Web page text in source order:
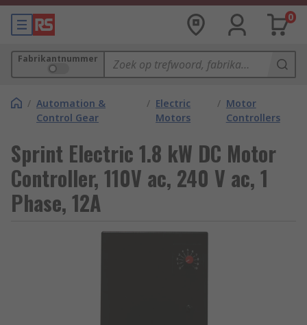
0
Fabrikantnummer
/ Automation &
Control Gear
/ Electric
Motors
/ Motor
Controllers
Sprint Electric 1.8 kW DC Motor
Controller, 110V ac, 240 V ac, 1
Phase, 12A